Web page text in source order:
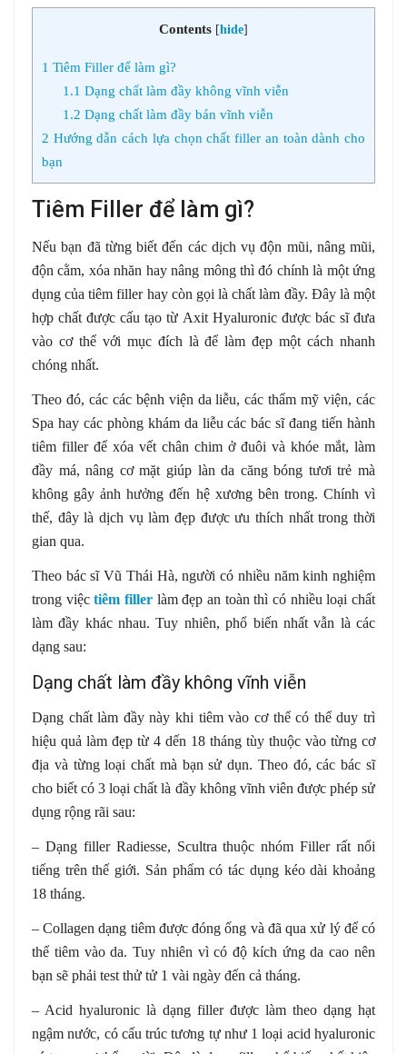
Contents [hide]
1 Tiêm Filler để làm gì?
1.1 Dạng chất làm đầy không vĩnh viễn
1.2 Dạng chất làm đầy bán vĩnh viễn
2 Hướng dẫn cách lựa chọn chất filler an toàn dành cho
bạn
Tiêm Filler để làm gì?
Nếu bạn đã từng biết đến các dịch vụ độn mũi, nâng mũi,
độn cằm, xóa nhăn hay nâng mông thì đó chính là một ứng
dụng của tiêm filler hay còn gọi là chất làm đầy. Đây là một
hợp chất được cấu tạo từ Axit Hyaluronic được bác sĩ đưa
vào cơ thể với mục đích là để làm đẹp một cách nhanh
chóng nhất.
Theo đó, các các bệnh viện da liễu, các thẩm mỹ viện, các
Spa hay các phòng khám da liễu các bác sĩ đang tiến hành
tiêm filler để xóa vết chân chim ở đuôi và khóe mắt, làm
đầy má, nâng cơ mặt giúp làn da căng bóng tươi trẻ mà
không gây ảnh hưởng đến hệ xương bên trong. Chính vì
thế, đây là dịch vụ làm đẹp được ưu thích nhất trong thời
gian qua.
Theo bác sĩ Vũ Thái Hà, người có nhiều năm kinh nghiệm
trong việctiêm filler làm đẹp an toàn thì có nhiều loại chất
làm đầy khác nhau. Tuy nhiên, phổ biến nhất vẫn là các
dạng sau:
Dạng chất làm đầy không vĩnh viễn
Dạng chất làm đầy này khi tiêm vào cơ thể có thể duy trì
hiệu quả làm đẹp từ 4 dến 18 tháng tùy thuộc vào từng cơ
địa và từng loại chất mà bạn sử dụn. Theo đó, các bác sĩ
cho biết có 3 loại chất là đầy không vĩnh viên được phép sử
dụng rộng rãi sau:
– Dạng filler Radiesse, Scultra thuộc nhóm Filler rất nổi
tiếng trên thế giới. Sản phẩm có tác dụng kéo dài khoảng
18 tháng.
– Collagen dạng tiêm được đóng ống và đã qua xử lý để có
thể tiêm vào da. Tuy nhiên vì có độ kích ứng da cao nên
bạn sẽ phải test thử tử 1 vài ngày đến cả tháng.
– Acid hyaluronic là dạng filler được làm theo dạng hạt
ngậm nước, có cấu trúc tương tự như 1 loại acid hyaluronic